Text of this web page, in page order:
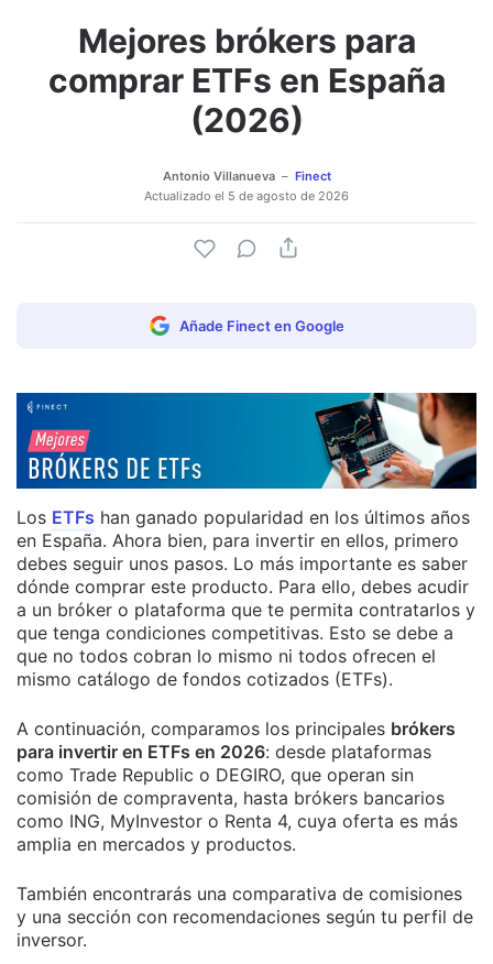
Adjuntar imagen Comentar
Mejores brókers para
comprar ETFs en España
(2026)
Antonio Villanueva
Finect
Actualizado el 5 de agosto de 2026
Añade Finect en Google
Los ETFs han ganado popularidad en los últimos años
en España. Ahora bien, para invertir en ellos, primero
debes seguir unos pasos. Lo más importante es saber
dónde comprar este producto. Para ello, debes acudir
a un bróker o plataforma que te permita contratarlos y
que tenga condiciones competitivas. Esto se debe a
que no todos cobran lo mismo ni todos ofrecen el
mismo catálogo de fondos cotizados (ETFs).
A continuación, comparamos los principales brókers
para invertir en ETFs en 2026: desde plataformas
como Trade Republic o DEGIRO, que operan sin
comisión de compraventa, hasta brókers bancarios
como ING, MyInvestor o Renta 4, cuya oferta es más
amplia en mercados y productos.
También encontrarás una comparativa de comisiones
y una sección con recomendaciones según tu perfil de
inversor.